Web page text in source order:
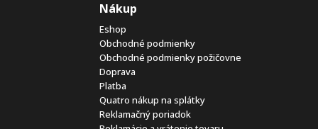
Nákup
Eshop
Obchodné podmienky
Obchodné podmienky požičovne
Doprava
Platba
Quatro nákup na splátky
Reklamačný poriadok